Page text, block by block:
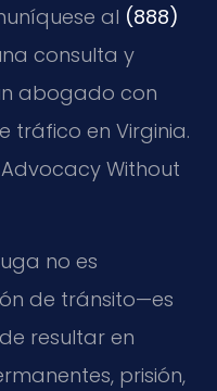
al (888)
consulta y
abogado con
tráfico en Virginia.
Advocacy Without
no es
de tránsito—es
resultar en
prisión,